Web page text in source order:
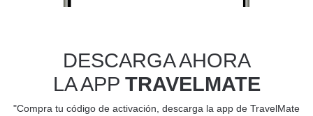
DESCARGA AHORA
LA APP TRAVELMATE
"Compra tu código de activación, descarga la app de TravelMate